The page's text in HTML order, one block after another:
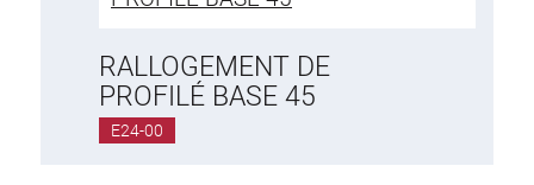
RALLOGEMENT DE
PROFILÉ BASE 45
E24-00